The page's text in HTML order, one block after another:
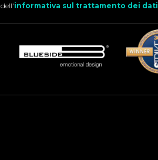
dell'informativa sul trattamento dei dati